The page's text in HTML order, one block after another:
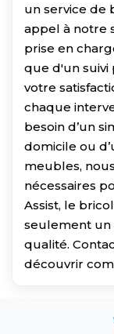
un service de
appel à notre
prise en
que d'un suivi
votre
chaque
besoin d’un
domicile ou
meubles,
nécessaires
Assist, le
seulement un
qualité.
découvrir